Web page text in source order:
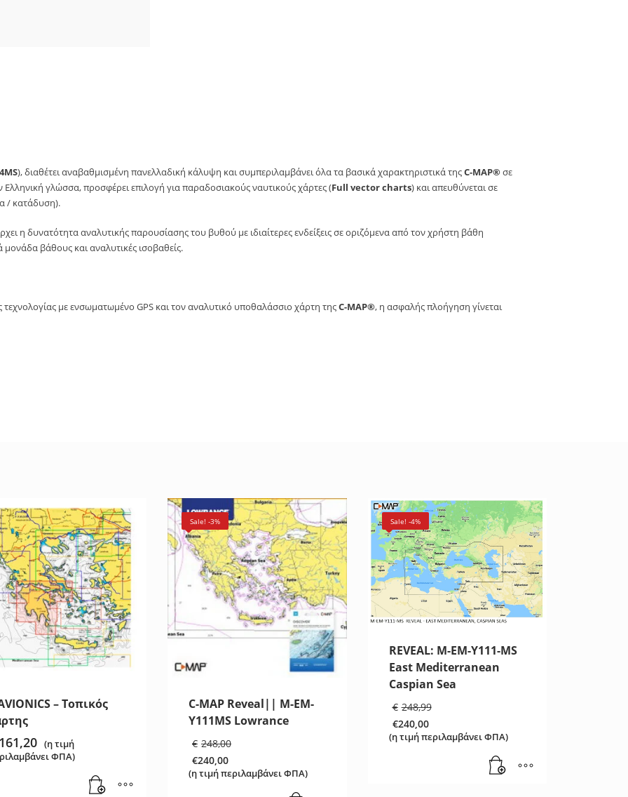
), διαθέτει αναβαθμισμένη πανελλαδική κάλυψη και συμπεριλαμβάνει όλα τα βασικά χαρακτηριστικά τηςC-MAP®σε
Ελληνική γλώσσα, προσφέρει επιλογή για παραδοσιακούς ναυτικούς χάρτες (Full vector charts) και απευθύνεται σε
/ κατάδυση).
η δυνατότητα αναλυτικής παρουσίασης του βυθού με ιδιαίτερες ενδείξεις σε οριζόμενα από τον χρήστη βάθη
βάθους και αναλυτικές ισοβαθείς.
τεχνολογίας με ενσωματωμένο GPS και τον αναλυτικό υποθαλάσσιο χάρτη τηςC-MAP®, η ασφαλής πλοήγηση γίνεται
– Τοπικός
161,20 (η τιμή
ΦΠΑ)
Sale! -3%
C-MAP Reveal|| M-EM-
Y111MS Lowrance
€ 248,00
was:
€248,00.
€240,00
Η
τρέχουσα
(η τιμή περιλαμβάνει ΦΠΑ)
Sale! -4%
REVEAL: M-EM-Y111-MS
East Mediterranean
Caspian Sea
€ 248,99
was:
€248,99.
€240,00
Η
τρέχουσα
(η τιμή περιλαμβάνει ΦΠΑ)